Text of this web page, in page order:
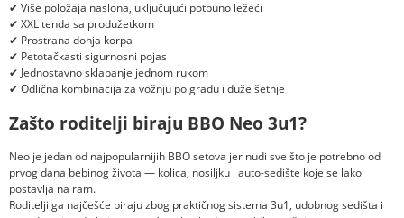
✔ Više položaja naslona, uključujući potpuno ležeći
✔ XXL tenda sa produžetkom
✔ Prostrana donja korpa
✔ Petotačkasti sigurnosni pojas
✔ Jednostavno sklapanje jednom rukom
✔ Odlična kombinacija za vožnju po gradu i duže šetnje
Zašto roditelji biraju BBO Neo 3u1?
Neo je jedan od najpopularnijih BBO setova jer nudi sve što je potrebno od
prvog dana bebinog života — kolica, nosiljku i auto-sedište koje se lako
postavlja na ram.
Roditelji ga najčešće biraju zbog praktičnog sistema 3u1, udobnog sedišta i